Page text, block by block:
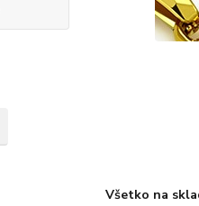
Všetko na